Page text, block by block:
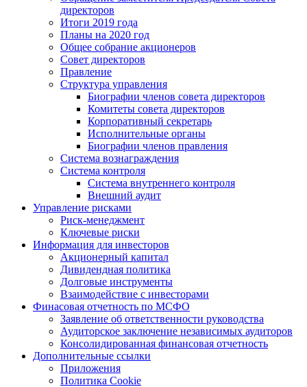
директоров
Итоги 2019 года
Планы на 2020 год
Общее собрание акционеров
Совет директоров
Правление
Структура управления
Биографии членов совета директоров
Комитеты совета директоров
Корпоративный секретарь
Исполнительные органы
Биографии членов правления
Система вознаграждения
Система контроля
Система внутреннего контроля
Внешний аудит
Управление рисками
Риск-менеджмент
Ключевые риски
Информация для инвесторов
Акционерный капитал
Дивидендная политика
Долговые инструменты
Взаимодействие с инвеcторами
Финасовая отчетность по МСФО
Заявление об ответственности руководства
Аудиторское заключение независимых аудиторов
Консолидированная финансовая отчетность
Дополнительные ссылки
Приложения
Политика Cookie